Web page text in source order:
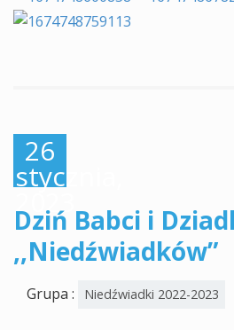
26
stycznia,
2023
Dziń Babci i
,,Niedźwiadków”
Grupa : Niedźwiadki 2022-2023